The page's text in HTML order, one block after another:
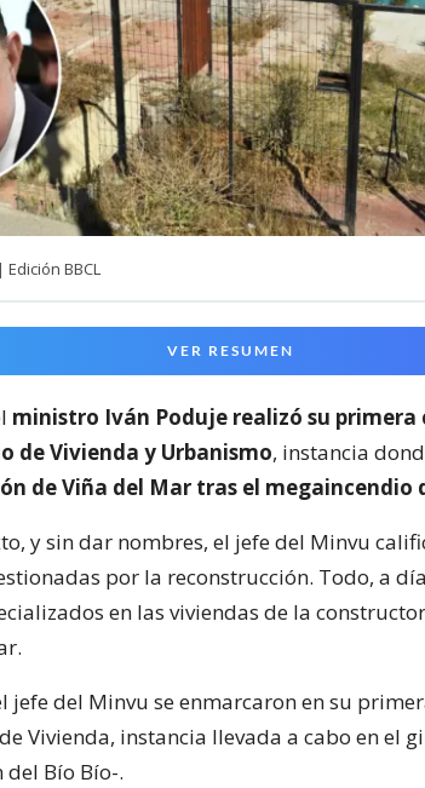
BBCL
VER RESUMEN
ministro Iván Poduje realizó su primera
de Vivienda y Urbanismo, instancia
de Viña del Mar tras el megaincendio
y sin dar nombres, el jefe del Minvu
por la reconstrucción. Todo, a
en las viviendas de la
jefe del Minvu se enmarcaron en su
Vivienda, instancia llevada a cabo en el
del Bío Bío-.